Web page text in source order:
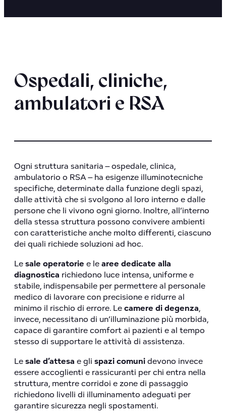
Ospedali, cliniche,
ambulatori e RSA
Ogni struttura sanitaria – ospedale, clinica,
ambulatorio o RSA – ha esigenze illuminotecniche
specifiche, determinate dalla funzione degli spazi,
dalle attività che si svolgono al loro interno e dalle
persone che li vivono ogni giorno. Inoltre, all’interno
della stessa struttura possono convivere ambienti
con caratteristiche anche molto differenti, ciascuno
dei quali richiede soluzioni ad hoc.
Lesale operatorie e learee dedicate alla
diagnostica richiedono luce intensa, uniforme e
stabile, indispensabile per permettere al personale
medico di lavorare con precisione e ridurre al
minimo il rischio di errore. Lecamere di degenza,
invece, necessitano di un’illuminazione più morbida,
capace di garantire comfort ai pazienti e al tempo
stesso di supportare le attività di assistenza.
Lesale d’attesa e gli spazi comunidevono invece
essere accoglienti e rassicuranti per chi entra nella
struttura, mentre corridoi e zone di passaggio
richiedono livelli di illuminamento adeguati per
garantire sicurezza negli spostamenti.